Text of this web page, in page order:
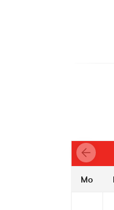
TERRASSE
-
- Tisch
Mo